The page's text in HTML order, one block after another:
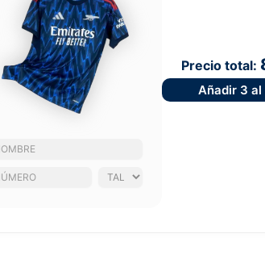
Precio total:
Añadir 3 al